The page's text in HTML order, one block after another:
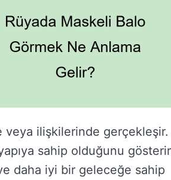
ilişkilerinde gerçekleşir.
sahip olduğunu
daha iyi bir geleceğe sahip